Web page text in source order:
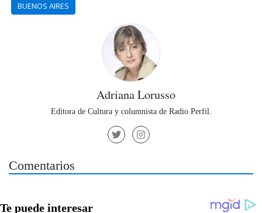
BUENOS AIRES
Adriana Lorusso
Editora de Cultura y columnista de Radio Perfil.
Comentarios